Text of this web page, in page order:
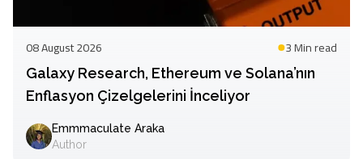
08 August 2026 3 Minread
Galaxy Research, Ethereum ve Solana’nın
Enflasyon Çizelgelerini İnceliyor
Emmmaculate Araka
Author